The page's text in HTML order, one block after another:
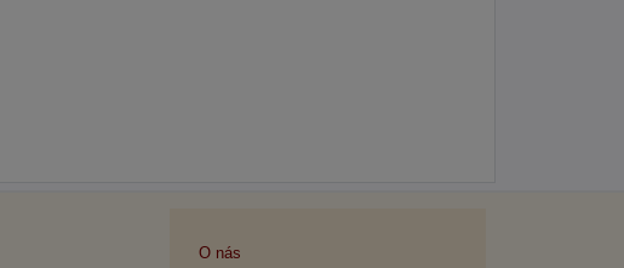
O nás